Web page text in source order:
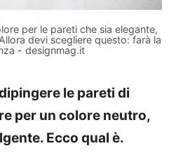
per le pareti che sia elegante,
devi scegliere questo: farà la
- designmag.it
le pareti di
per un colore neutro,
Ecco qual è.